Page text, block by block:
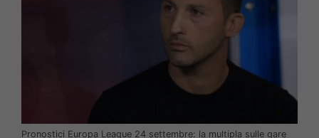
Pronostici Europa League 24 settembre: la multipla sulle gare